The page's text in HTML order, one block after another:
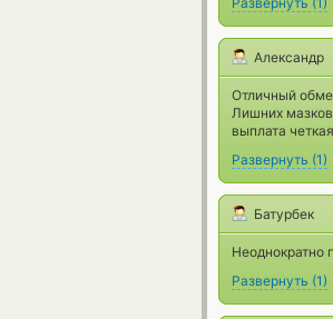
Александр
Отличный
Лишних мазков
выплата
Развернуть (1)
Батурбек
Неоднократно
Развернуть (1)